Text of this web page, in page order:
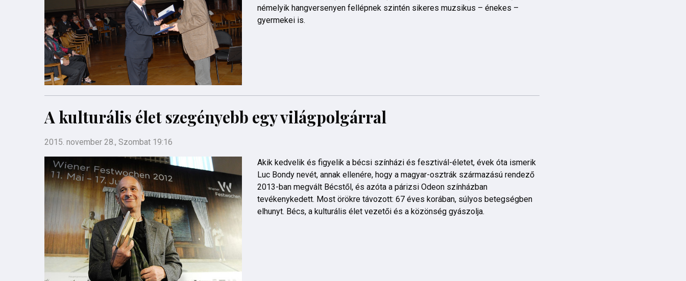
némelyik hangversenyen fellépnek szintén sikeres muzsikus – énekes –
gyermekei is.
A kulturális élet szegényebb egy világpolgárral
2015. november 28., Szombat 19:16
Akik kedvelik és figyelik a bécsi színházi és fesztivál-életet, évek óta ismerik
Luc Bondy nevét, annak ellenére, hogy a magyar-osztrák származású rendező
2013-ban megvált Bécstől, és azóta a párizsi Odeon színházban
tevékenykedett. Most örökre távozott: 67 éves korában, súlyos betegségben
elhunyt. Bécs, a kulturális élet vezetői és a közönség gyászolja.